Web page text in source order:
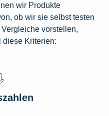
wir Produkte
ob wir sie selbst testen
vorstellen,
Kriterien: